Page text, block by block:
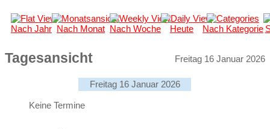
Nach Jahr Nach Monat Nach Woche Heute Nach Kategorie
Tagesansicht Freitag 16 Januar 2026
Freitag 16 Januar 2026
Keine Termine